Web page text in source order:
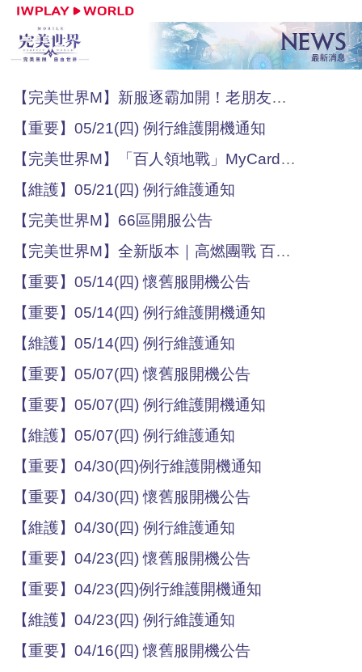
【完美世界M】新服逐霸加開！老朋友回歸送福利！
【重要】05/21(四) 例行維護開機通知
【完美世界M】「百人領地戰」MyCard通路活動說明
【維護】05/21(四) 例行維護通知
【完美世界M】66區開服公告
【完美世界M】全新版本｜高燃團戰 百人戰爭！
【重要】05/14(四) 懷舊服開機公告
【重要】05/14(四) 例行維護開機通知
【維護】05/14(四) 例行維護通知
【重要】05/07(四) 懷舊服開機公告
【重要】05/07(四) 例行維護開機通知
【維護】05/07(四) 例行維護通知
【重要】04/30(四)例行維護開機通知
【重要】04/30(四) 懷舊服開機公告
【維護】04/30(四) 例行維護通知
【重要】04/23(四) 懷舊服開機公告
【重要】04/23(四)例行維護開機通知
【維護】04/23(四) 例行維護通知
【重要】04/16(四) 懷舊服開機公告